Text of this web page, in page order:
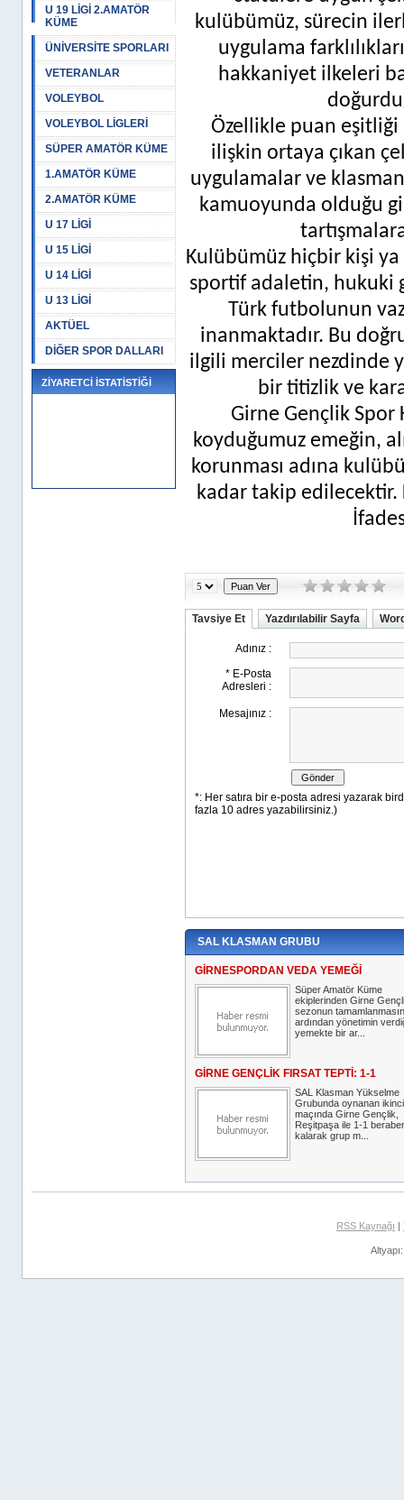
U 19 LİGİ 2.AMATÖR
KÜME
ÜNİVERSİTE SPORLARI
VETERANLAR
VOLEYBOL
VOLEYBOL LİGLERİ
SÜPER AMATÖR KÜME
1.AMATÖR KÜME
2.AMATÖR KÜME
U 17 LİGİ
U 15 LİGİ
U 14 LİGİ
U 13 LİGİ
AKTÜEL
DİĞER SPOR DALLARI
ZİYARETCİ İSTATİSTİĞİ
kulübümüz, sürecin
uygulama
hakkaniyet ilkeleri
Özellikle puan
ilişkin ortaya çıkan
uygulamalar ve
kamuoyunda olduğu
Kulübümüz hiçbir kişi
sportif adaletin, hukuki
Türk futbolunun
inanmaktadır. Bu
ilgili merciler nezdinde
bir titizlik ve
Girne Gençlik
koyduğumuz emeğin,
korunması adına
kadar takip edilecektir.
Tavsiye Et Yazdırılabilir Sayfa
SAL KLASMAN GRUBU
GİRNESPORDAN VEDA YEMEĞİ
Süper Amatör Küme
ekiplerinden Girne
sezonun
ardından yönetimin
yemekte bir ar...
GİRNE GENÇLİK FIRSAT TEPTİ: 1-1
SAL Klasman Yükselme
Grubunda oynanan
maçında Girne Gençlik,
Reşitpaşa ile 1-1
kalarak grup m...
RSS Kaynağı |